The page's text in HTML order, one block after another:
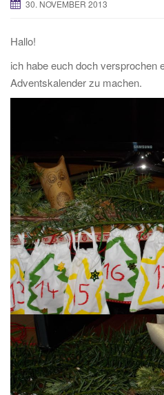
30. NOVEMBER 2013
Hallo!
ich habe euch doch versprochen
Adventskalender zu machen.